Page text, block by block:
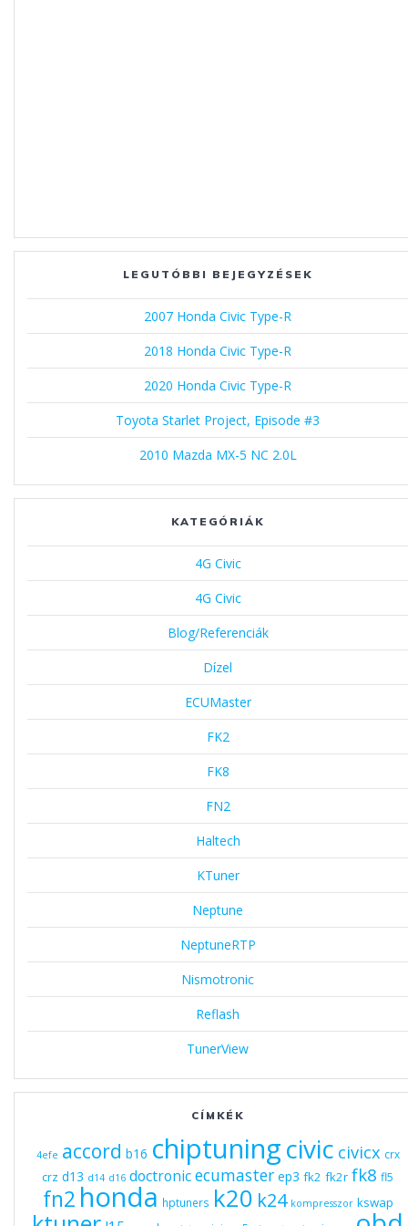
LEGUTÓBBI BEJEGYZÉSEK
2007 Honda Civic Type-R
2018 Honda Civic Type-R
2020 Honda Civic Type-R
Toyota Starlet Project, Episode #3
2010 Mazda MX-5 NC 2.0L
KATEGÓRIÁK
4G Civic
4G Civic
Blog/Referenciák
Dízel
ECUMaster
FK2
FK8
FN2
Haltech
KTuner
Neptune
NeptuneRTP
Nismotronic
Reflash
TunerView
CÍMKÉK
4efe accord b16 chiptuningcivic civicx crx
crz d13 d14 d16 doctronicecumaster ep3 fk2 fk2r fk8 fl5
fn2 honda hptuners k20 k24 kompresszor kswap